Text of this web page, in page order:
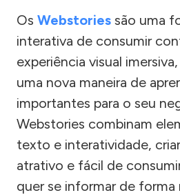
Os Webstories são uma
interativa de consumir
experiência visual
uma nova maneira de
importantes para o seu
Webstories combinam
texto e interatividade,
atrativo e fácil de
quer se informar de forma